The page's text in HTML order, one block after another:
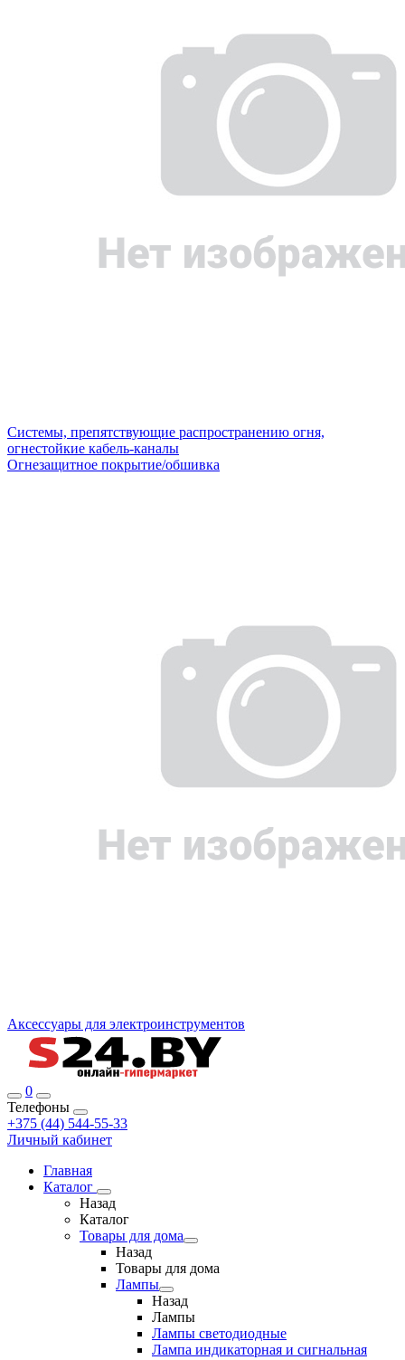
Системы, препятствующие распространению огня,
огнестойкие кабель-каналы
Огнезащитное покрытие/обшивка
Аксессуары для электроинструментов
0
Телефоны
+375 (44) 544-55-33
Личный кабинет
Главная
Каталог
Назад
Каталог
Товары для дома
Назад
Товары для дома
Лампы
Назад
Лампы
Лампы светодиодные
Лампа индикаторная и сигнальная